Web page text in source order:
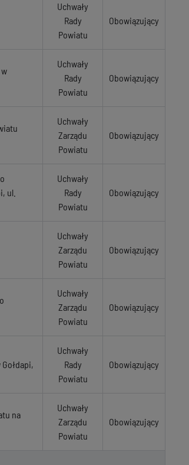
Uchwały
Rady
Powiatu
Obowiązujący
Uchwały
Rady
Powiatu
Obowiązujący
Uchwały
Zarządu
Powiatu
Obowiązujący
ul.
Uchwały
Rady
Powiatu
Obowiązujący
Uchwały
Zarządu
Powiatu
Obowiązujący
Uchwały
Zarządu
Powiatu
Obowiązujący
Uchwały
Rady
Powiatu
Obowiązujący
na
Uchwały
Zarządu
Powiatu
Obowiązujący